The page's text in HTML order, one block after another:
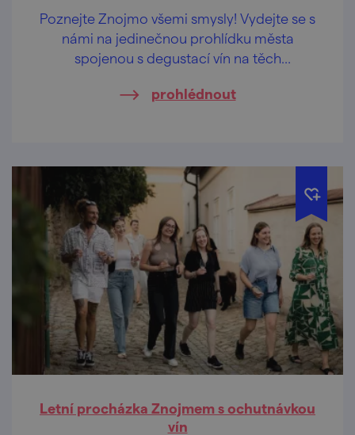
Poznejte Znojmo všemi smysly! Vydejte se s
námi na jedinečnou prohlídku města
spojenou s degustací vín na těch
prohlédnout
Letní procházka Znojmem s ochutnávkou
vín